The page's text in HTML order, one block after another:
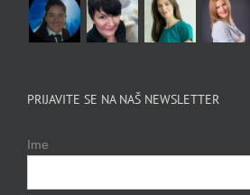
PRIJAVITE SE NA NAŠ NEWSLETTER
Ime